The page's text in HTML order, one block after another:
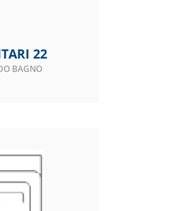
22
BAGNO